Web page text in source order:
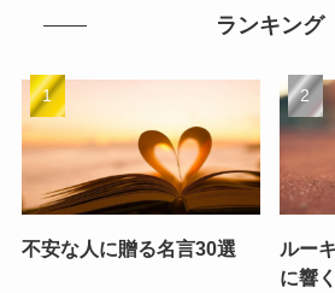
ランキング
不安な人に贈る名言30選
ルー
に響